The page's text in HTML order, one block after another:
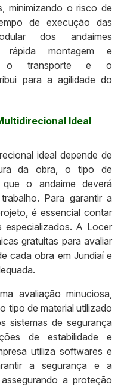
minimizando o risco de
de execução das
dos andaimes
rápida montagem e
o transporte e o
para a agilidade do
Ideal
ideal depende de
da obra, o tipo de
o andaime deverá
Para garantir a
é essencial contar
especializados. A Locer
gratuitas para avaliar
cada obra em Jundiaí e
avaliação minuciosa,
tipo de material utilizado
sistemas de segurança
de estabilidade e
utiliza softwares e
a segurança e a
a proteção